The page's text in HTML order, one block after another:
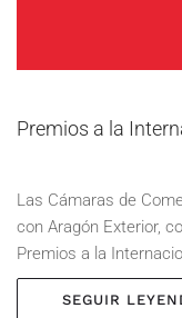
Premios a la
Las Cámaras de
con Aragón Exterior,
Premios a la
SEGUIR